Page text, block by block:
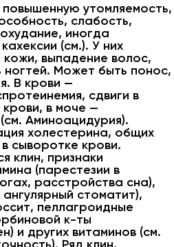
утомляемость,
слабость,
иногда
(см.). У них
выпадение волос,
Может быть понос,
В крови —
сдвиги в
в моче —
Аминоацидурия).
холестерина, общих
сыворотке крови.
клин, признаки
(парестезии в
расстройства сна),
стоматит),
пеллагроидные
к-ты
и других витаминов (см.